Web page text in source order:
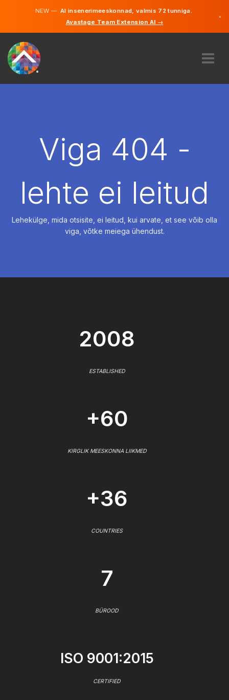
NEW —AI insenerimeeskonnad, valmis 72 tunniga.
Avastage Team Extension AI →
×
PALKAMAViga 404 -
lehte ei leitud
Lehekülge, mida otsisite, ei leitud, kui arvate, et see võib olla
viga, võtke meiega ühendust.
2008
ESTABLISHED
+60
KIRGLIK MEESKONNA LIIKMED
+36
COUNTRIES
7
BÜROOD
ISO 9001:2015
CERTIFIED